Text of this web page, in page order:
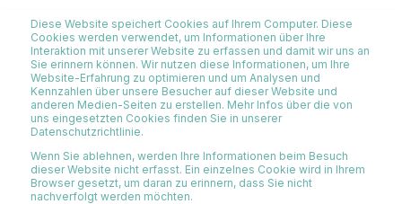
Diese Website speichert Cookies auf Ihrem Computer. Diese
Cookies werden verwendet, um Informationen über Ihre
Interaktion mit unserer Website zu erfassen und damit wir uns an
Sie erinnern können. Wir nutzen diese Informationen, um Ihre
Website-Erfahrung zu optimieren und um Analysen und
Kennzahlen über unsere Besucher auf dieser Website und
anderen Medien-Seiten zu erstellen. Mehr Infos über die von
uns eingesetzten Cookies finden Sie in unserer
Datenschutzrichtlinie.
Wenn Sie ablehnen, werden Ihre Informationen beim Besuch
dieser Website nicht erfasst. Ein einzelnes Cookie wird in Ihrem
Browser gesetzt, um daran zu erinnern, dass Sie nicht
nachverfolgt werden möchten.
All rights reserved
Impressum Datenschutzerklärung